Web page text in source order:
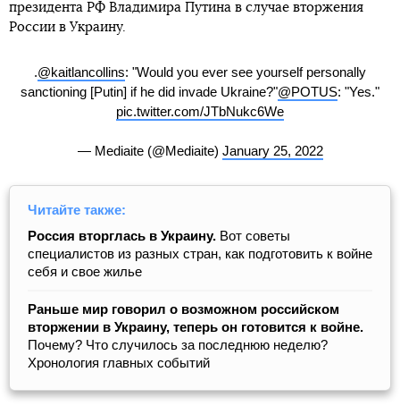
президента РФ Владимира Путина в случае вторжения
России в Украину.
.@kaitlancollins: "Would you ever see yourself personally
sanctioning [Putin] if he did invade Ukraine?"@POTUS: "Yes."
pic.twitter.com/JTbNukc6We
— Mediaite (@Mediaite) January 25, 2022
Читайте также:
Россия вторглась в Украину. Вот советы
специалистов из разных стран, как подготовить к войне
себя и свое жилье
Раньше мир говорил о возможном российском
вторжении в Украину, теперь он готовится к войне.
Почему? Что случилось за последнюю неделю?
Хронология главных событий